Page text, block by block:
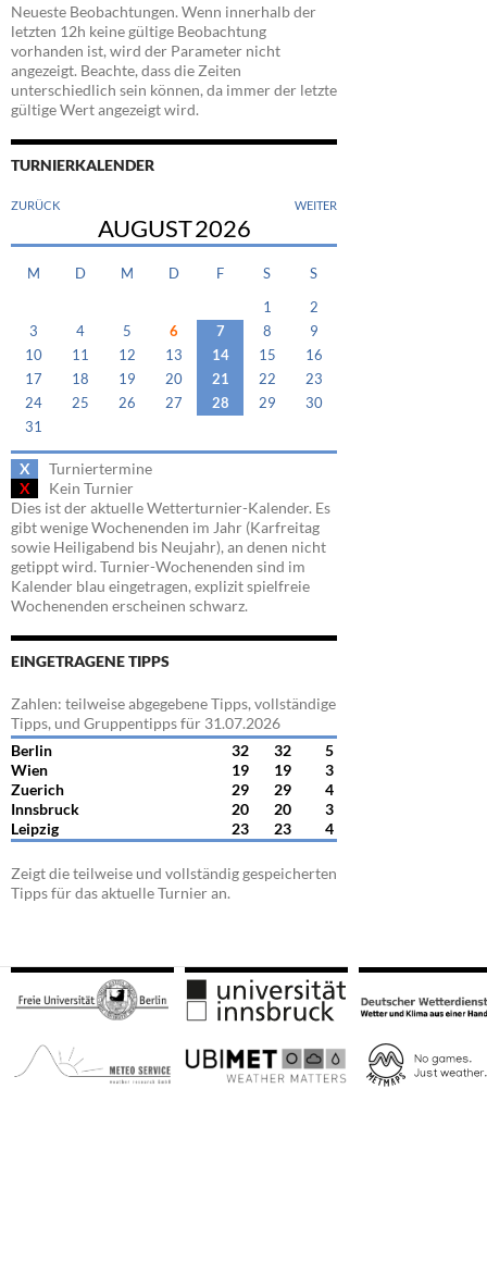
Neueste Beobachtungen. Wenn innerhalb der
letzten 12h keine gültige Beobachtung
vorhanden ist, wird der Parameter nicht
angezeigt. Beachte, dass die Zeiten
unterschiedlich sein können, da immer der letzte
gültige Wert angezeigt wird.
TURNIERKALENDER
ZURÜCK WEITER
AUGUST2026
M D M D F S S
1
2
3
4 5 6 7 8
9
10
11 12 13 14 15
16
17
18 19 20 21 22
23
24
25 26 27 28 29
30
31
X
Turniertermine
X
Kein Turnier
Dies ist der aktuelle Wetterturnier-Kalender. Es
gibt wenige Wochenenden im Jahr (Karfreitag
sowie Heiligabend bis Neujahr), an denen nicht
getippt wird. Turnier-Wochenenden sind im
Kalender blau eingetragen, explizit spielfreie
Wochenenden erscheinen schwarz.
EINGETRAGENE TIPPS
Zahlen: teilweise abgegebene Tipps, vollständige
Tipps, und Gruppentipps für 31.07.2026
Berlin
32 32
5
Wien
19 19
3
Zuerich
29 29
4
Innsbruck
20 20
3
Leipzig
23 23 4
Zeigt die teilweise und vollständig gespeicherten
Tipps für das aktuelle Turnier an.